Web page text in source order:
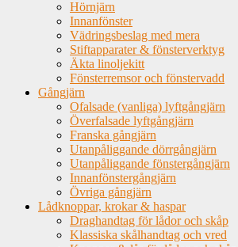
Hörnjärn
Innanfönster
Vädringsbeslag med mera
Stiftapparater & fönsterverktyg
Äkta linoljekitt
Fönsterremsor och fönstervadd
Gångjärn
Ofalsade (vanliga) lyftgångjärn
Överfalsade lyftgångjärn
Franska gångjärn
Utanpåliggande dörrgångjärn
Utanpåliggande fönstergångjärn
Innanfönstergångjärn
Övriga gångjärn
Lådknoppar, krokar & haspar
Draghandtag för lådor och skåp
Klassiska skålhandtag och vred